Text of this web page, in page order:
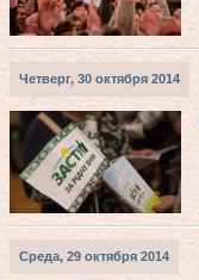
Четверг, 30 октября 2014
Среда, 29 октября 2014